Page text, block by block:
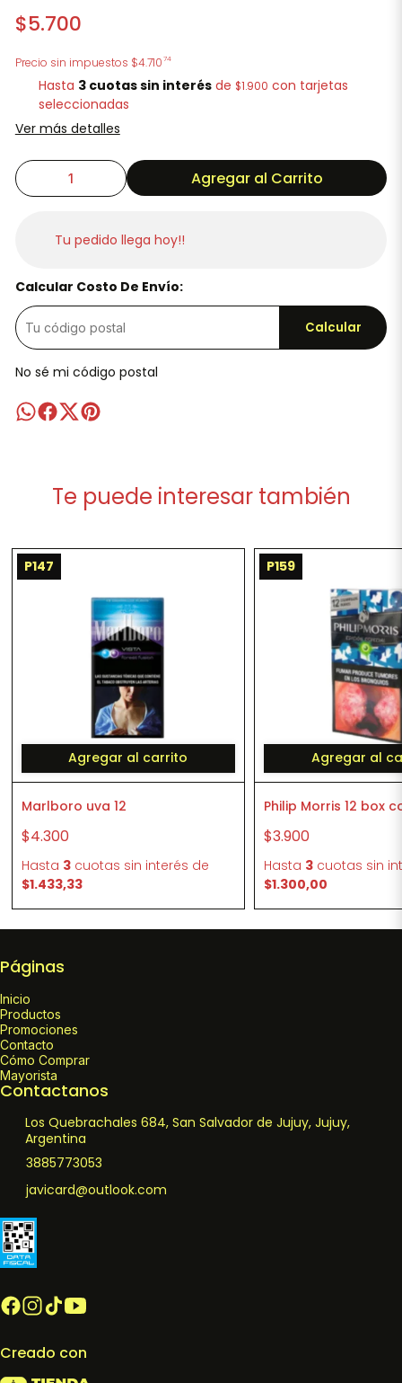
$5.700
Precio sin impuestos $4.71074
Hasta 3 cuotas sin interésde $1.900 con tarjetas
seleccionadas
Ver más detalles
Agregar al Carrito
Tu pedido llega hoy!!
Calcular Costo De Envío:
Calcular
No sé mi código postal
Te puede interesar también
P147
Agregar al carrito
Marlboro uva 12
$4.300
Hasta 3cuotas sin interés de
$1.433,33
P159
Agregar al
Philip Morris 12 box
$3.900
Hasta 3 cuotas sin
$1.300,00
Páginas
Inicio
Productos
Promociones
Contacto
Cómo Comprar
Mayorista
Contactanos
Los Quebrachales 684, San Salvador de Jujuy, Jujuy,
Argentina
3885773053
javicard@outlook.com
Creado con